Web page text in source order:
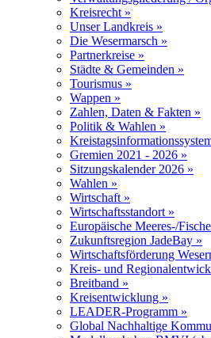
Kreisrecht »
Unser Landkreis »
Die Wesermarsch »
Partnerkreise »
Städte & Gemeinden »
Tourismus »
Wappen »
Zahlen, Daten & Fakten »
Politik & Wahlen »
Gremien 2021 - 2026 »
Sitzungskalender 2026 »
Wahlen »
Wirtschaft »
Wirtschaftsstandort »
Europäische Meeres-/
Zukunftsregion JadeBay »
Wirtschaftsförderung
Kreis- und
Breitband »
Kreisentwicklung »
LEADER-Programm »
Global Nachhaltige